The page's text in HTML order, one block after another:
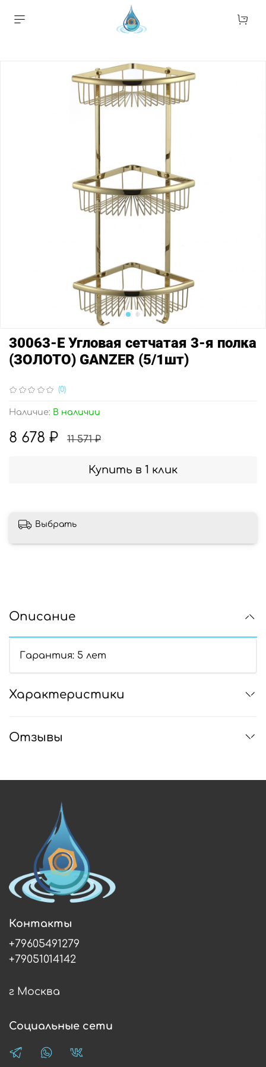
(0)
Наличие: В наличии
30063-E Угловая сетчатая 3-я полка
(ЗОЛОТО) GANZER (5/1шт)
8 678 ₽ 11 571 ₽
Купить в 1 клик
Выбрать
Описание
Гарантия: 5 лет
Характеристики
Отзывы
Контакты
+79605491279
+79051014142
г Москва
Социальные сети